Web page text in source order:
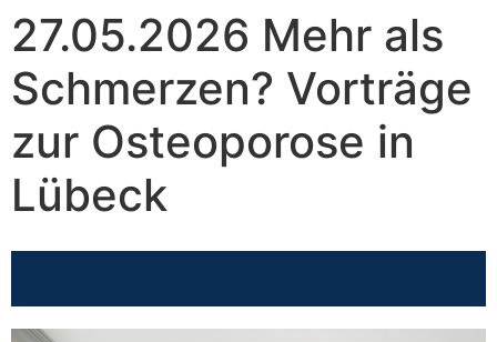
springen
27.05.2026 Mehr als
Schmerzen? Vorträge
zur Osteoporose in
Lübeck